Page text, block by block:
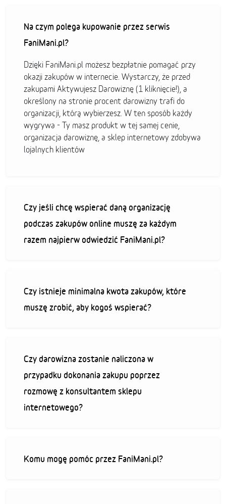
Na czym polega kupowanie przez serwis
FaniMani.pl?
Dzięki FaniMani.pl możesz bezpłatnie pomagać przy
okazji zakupów w internecie. Wystarczy, że przed
zakupami Aktywujesz Darowiznę (1 kliknięcie!), a
określony na stronie procent darowizny trafi do
organizacji, którą wybierzesz. W ten sposób każdy
wygrywa - Ty masz produkt w tej samej cenie,
organizacja darowiznę, a sklep internetowy zdobywa
lojalnych klientów
Czy jeśli chcę wspierać daną organizację
podczas zakupów online muszę za każdym
razem najpierw odwiedzić FaniMani.pl?
Czy istnieje minimalna kwota zakupów, które
muszę zrobić, aby kogoś wspierać?
Czy darowizna zostanie naliczona w
przypadku dokonania zakupu poprzez
rozmowę z konsultantem sklepu
internetowego?
Komu mogę pomóc przez FaniMani.pl?